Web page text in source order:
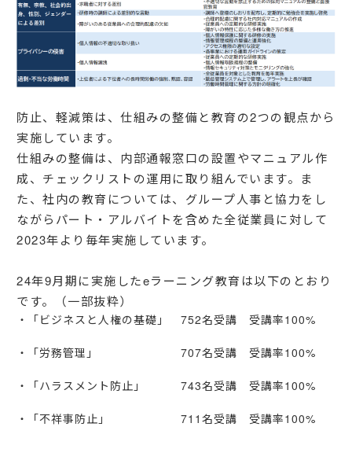
防止、軽減策は、仕組みの整備と教育の2つの観点から
実施しています。
仕組みの整備は、内部通報窓口の設置やマニュアル作
成、チェックリストの運用に取り組んでいます。ま
た、社内の教育については、グループ人事と協力をし
ながらパート・アルバイトを含めた全従業員に対して
2023年より毎年実施しています。
24年9月期に実施したeラーニング教育は以下のとおり
です。（一部抜粋）
「ビジネスと人権の基礎」 752名受講 受講率100%
「労務管理」 707名受講 受講率100%
「ハラスメント防止」 743名受講 受講率100%
「不祥事防止」 711名受講 受講率100%